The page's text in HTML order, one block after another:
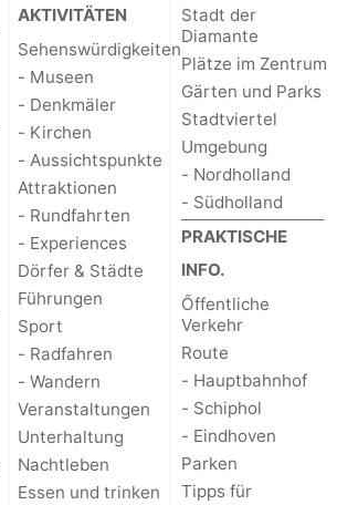
AKTIVITÄTEN
Sehenswürdigkeiten
- Museen
- Denkmäler
- Kirchen
- Aussichtspunkte
Attraktionen
- Rundfahrten
- Experiences
Dörfer & Städte
Führungen
Sport
- Radfahren
- Wandern
Veranstaltungen
Unterhaltung
Nachtleben
Essen und trinken
Stadt der
Diamante
Plätze im Zentrum
Gärten und Parks
Stadtviertel
Umgebung
- Nordholland
- Südholland
PRAKTISCHE
INFO.
Őffentliche
Verkehr
Route
- Hauptbahnhof
- Schiphol
- Eindhoven
Parken
Tipps für